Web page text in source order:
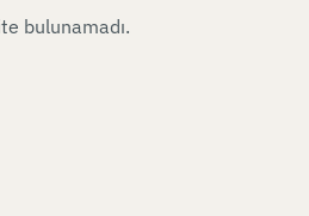
bulunamadı.